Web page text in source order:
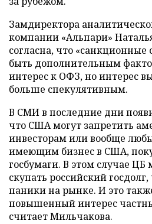
Замдиректора
компании «Альпари»
согласна, что
быть дополнительным
интерес к ОФЗ, но интерес
больше спекулятивным.
В СМИ в последние дни
что США могут запретить
инвесторам или вообще
имеющим бизнес в США,
госбумаги. В этом случае ЦБ
скупать российский
паники на рынке. И это
повышенный интерес
считает Мильчакова.